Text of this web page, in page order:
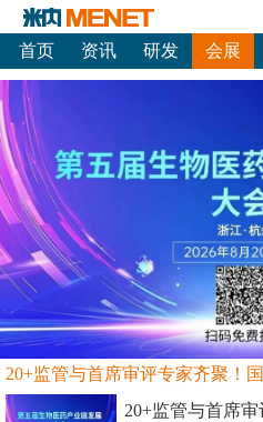
首页 资讯 研发 会展
20+监管与首席